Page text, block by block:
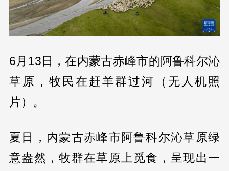
6月13日，在内蒙古赤峰市的阿鲁科尔沁
草原，牧民在赶羊群过河（无人机照
片）。
夏日，内蒙古赤峰市阿鲁科尔沁草原绿
意盎然，牧群在草原上觅食，呈现出一